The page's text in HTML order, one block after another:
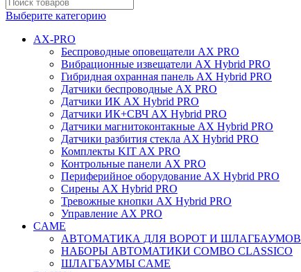
Выберите категорию
AX-PRO
Беспроводные оповещатели AX PRO
Вибрационные извещатели AX Hybrid PRO
Гибридная охранная панель AX Hybrid PRO
Датчики беспроводные AX PRO
Датчики ИК AX Hybrid PRO
Датчики ИК+СВЧ AX Hybrid PRO
Датчики магнитоконтакные AX Hybrid PRO
Датчики разбития стекла AX Hybrid PRO
Комплекты KIT AX PRO
Контрольные панели AX PRO
Периферийное оборудование AX Hybrid PRO
Сирены AX Hybrid PRO
Тревожные кнопки AX Hybrid PRO
Управление AX PRO
CAME
АВТОМАТИКА ДЛЯ ВОРОТ И ШЛАГБАУМОВ
НАБОРЫ АВТОМАТИКИ COMBO CLASSICO
ШЛАГБАУМЫ CAME